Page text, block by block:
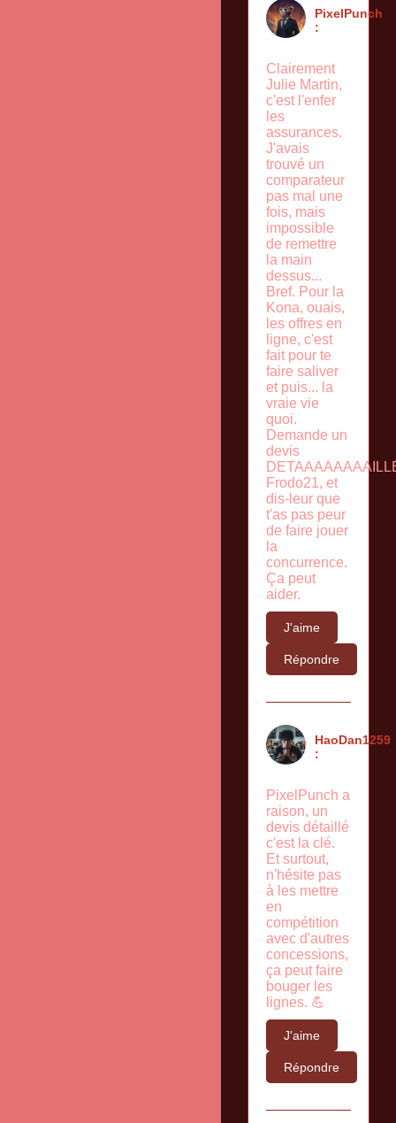
PixelPunch
:
Clairement
Julie Martin,
c'est l'enfer
les
assurances.
J'avais
trouvé un
comparateur
pas mal une
fois, mais
impossible
de remettre
la main
dessus...
Bref. Pour la
Kona, ouais,
les offres en
ligne, c'est
fait pour te
faire saliver
et puis... la
vraie vie
quoi.
Demande un
devis
Frodo21, et
dis-leur que
t'as pas peur
de faire jouer
la
concurrence.
Ça peut
aider.
J'aime
Répondre
HaoDan1259
:
PixelPunch a
raison, un
devis détaillé
c'est la clé.
Et surtout,
n'hésite pas
à les mettre
en
compétition
avec d'autres
concessions,
ça peut faire
bouger les
lignes. 💪
J'aime
Répondre